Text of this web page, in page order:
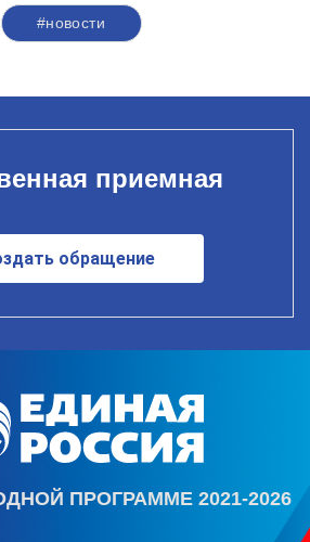
#новости
приемная
обращение
ПРОГРАММЕ 2021-2026